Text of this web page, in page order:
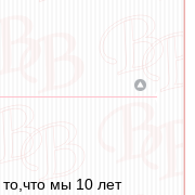
мы 10 лет